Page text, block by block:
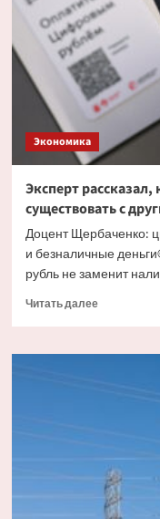
вкладов
Экономика
Эксперт
существовать с
Доцент Щербаченко:
и безналичные
рубль не заменит
Читать далееПрочитать
Эксперт
другими
видами